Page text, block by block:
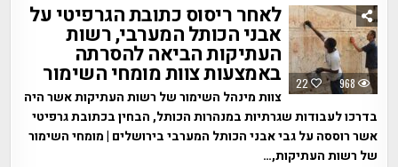
22 968
לאחר ריסוס כתובת הגרפיטי על
אבני הכותל המערבי, רשות
העתיקות הביאה להסרתה
באמצעות צוות מומחי השימור
צוות מינהל השימור של רשות העתיקות אשר היה
בדרכו לעבודות שגרתיות במנהרות הכותל, הבחין בכתובת גרפיטי
אשר רוססה על גבי אבני הכותל המערבי בירושלים | מומחי השימור
של רשות העתיקות,…